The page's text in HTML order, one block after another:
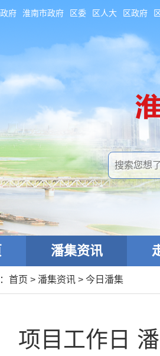
府 淮南市政府 区委 区人大 区政府
潘集资讯
首页 > 潘集资讯 > 今日潘集
项目工作日